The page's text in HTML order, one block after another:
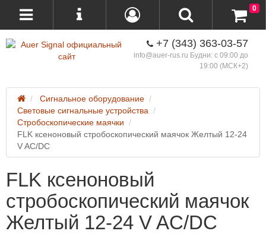
+7 (343) 363-03-57
info@auer-rus.ru Будни: с 09:00 до
19:00 (МСК+2)
0
Сигнальное оборудование
Световые сигнальные устройства
Стробоскопические маячки
FLK ксеноновый стробоскопический маячок Желтый 12-24
V AC/DC
FLK ксеноновый
стробоскопический маячок
Желтый 12-24 V AC/DC